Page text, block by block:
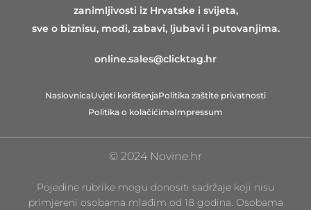
zanimljivosti iz Hrvatske i svijeta,
sve o biznisu, modi, zabavi, ljubavi i putovanjima.
online.sales@clicktag.hr
NaslovnicaUvjeti korištenjaPolitika zaštite privatnosti
Politika o kolačićimaImpressum
© 2024 Novine.hr
Pojedine rubrike mogu donositi sadržaje koji nisu
primjereni osobama mlađim od 18 godina. Osobama